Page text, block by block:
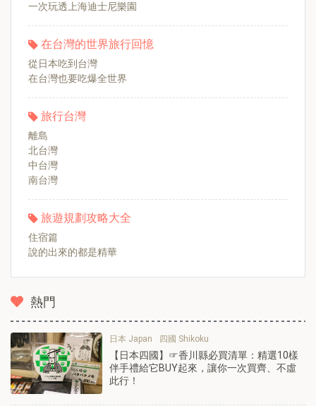
一次玩透上海迪士尼樂園
在台灣的世界旅行回憶
從日本吃到台灣
在台灣也要吃爆全世界
旅行台灣
離島
北台灣
中台灣
南台灣
旅遊規劃攻略大全
住宿篇
說的出來的都是精華
熱門
日本 Japan 四國 Shikoku
【日本四國】☞香川縣必買清單：精選10樣
伴手禮給它BUY起來，讓你一次買齊、不虛
此行！